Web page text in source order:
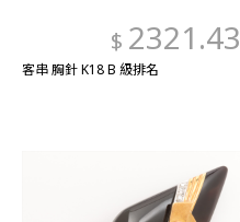
$ 2321.43
客串 胸針 K18 B 級排名